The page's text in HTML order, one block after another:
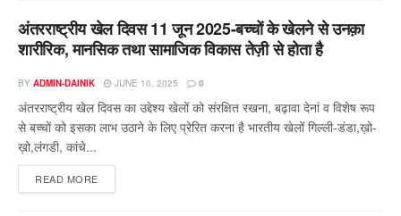
अंतरराष्ट्रीय खेल दिवस 11 जून 2025-बच्चों के खेलने से उनक़ा
शारीरिक, मानसिक तथा सामाजिक विकास तेज़ी से होता है
BY ADMIN-DAINIK JUNE 10, 2025 0
अंतरराष्ट्रीय खेल दिवस का उद्देश्य खेलों को संरक्षित रखना, बढ़ावा देनां व विशेष रूप
से बच्चों को इसका लाभ उठाने के लिए प्रेरित करना है भारतीय खेलों गिल्ली-डंडा,ख़ो-
ख़ो,लंगडी, कांचे...
READ MORE